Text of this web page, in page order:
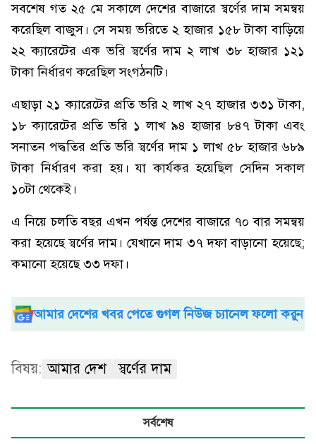
সবশেষ গত ২৫ মে সকালে দেশের বাজারে স্বর্ণের দাম সমন্বয়
করেছিল বাজুস। সে সময় ভরিতে ২ হাজার ১৫৮ টাকা বাড়িয়ে
২২ ক্যারেটের এক ভরি স্বর্ণের দাম ২ লাখ ৩৮ হাজার ১২১
টাকা নির্ধারণ করেছিল সংগঠনটি।
এছাড়া ২১ ক্যারেটের প্রতি ভরি ২ লাখ ২৭ হাজার ৩৩১ টাকা,
১৮ ক্যারেটের প্রতি ভরি ১ লাখ ৯৪ হাজার ৮৪৭ টাকা এবং
সনাতন পদ্ধতির প্রতি ভরি স্বর্ণের দাম ১ লাখ ৫৮ হাজার ৬৮৯
টাকা নির্ধারণ করা হয়। যা কার্যকর হয়েছিল সেদিন সকাল
১০টা থেকেই।
এ নিয়ে চলতি বছর এখন পর্যন্ত দেশের বাজারে ৭০ বার সমন্বয়
করা হয়েছে স্বর্ণের দাম। যেখানে দাম ৩৭ দফা বাড়ানো হয়েছে;
কমানো হয়েছে ৩৩ দফা।
আমার দেশের খবর পেতে গুগল নিউজ চ্যানেল ফলো করুন
বিষয়: আমার দেশ স্বর্ণের দাম
সর্বশেষ